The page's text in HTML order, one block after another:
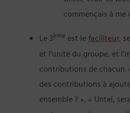
commençais à me
Le 3ème est lefaciliteur,
et l’unité du groupe, et
contributions de chacun.
des contributions à
ensemble ? », « Untel,